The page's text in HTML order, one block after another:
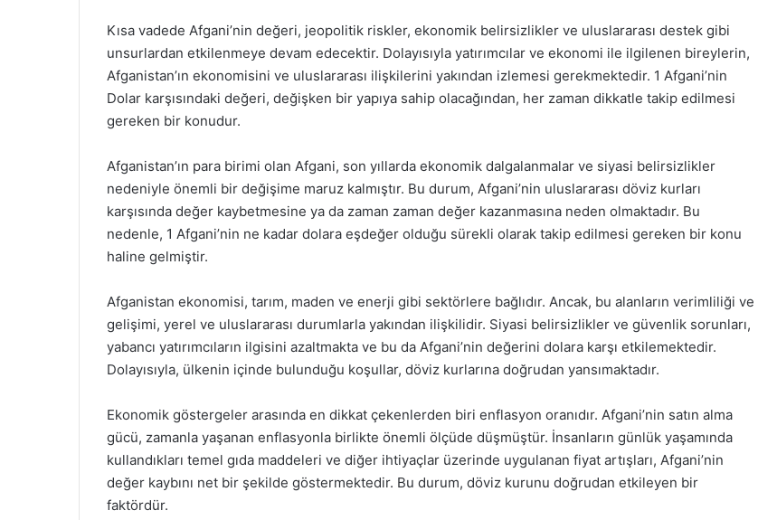
Kısa vadede Afgani’nin değeri, jeopolitik riskler, ekonomik belirsizlikler ve uluslararası destek gibi
unsurlardan etkilenmeye devam edecektir. Dolayısıyla yatırımcılar ve ekonomi ile ilgilenen bireylerin,
Afganistan’ın ekonomisini ve uluslararası ilişkilerini yakından izlemesi gerekmektedir. 1 Afgani’nin
Dolar karşısındaki değeri, değişken bir yapıya sahip olacağından, her zaman dikkatle takip edilmesi
gereken bir konudur.
Afganistan’ın para birimi olan Afgani, son yıllarda ekonomik dalgalanmalar ve siyasi belirsizlikler
nedeniyle önemli bir değişime maruz kalmıştır. Bu durum, Afgani’nin uluslararası döviz kurları
karşısında değer kaybetmesine ya da zaman zaman değer kazanmasına neden olmaktadır. Bu
nedenle, 1 Afgani’nin ne kadar dolara eşdeğer olduğu sürekli olarak takip edilmesi gereken bir konu
haline gelmiştir.
Afganistan ekonomisi, tarım, maden ve enerji gibi sektörlere bağlıdır. Ancak, bu alanların verimliliği ve
gelişimi, yerel ve uluslararası durumlarla yakından ilişkilidir. Siyasi belirsizlikler ve güvenlik sorunları,
yabancı yatırımcıların ilgisini azaltmakta ve bu da Afgani’nin değerini dolara karşı etkilemektedir.
Dolayısıyla, ülkenin içinde bulunduğu koşullar, döviz kurlarına doğrudan yansımaktadır.
Ekonomik göstergeler arasında en dikkat çekenlerden biri enflasyon oranıdır. Afgani’nin satın alma
gücü, zamanla yaşanan enflasyonla birlikte önemli ölçüde düşmüştür. İnsanların günlük yaşamında
kullandıkları temel gıda maddeleri ve diğer ihtiyaçlar üzerinde uygulanan fiyat artışları, Afgani’nin
değer kaybını net bir şekilde göstermektedir. Bu durum, döviz kurunu doğrudan etkileyen bir
faktördür.